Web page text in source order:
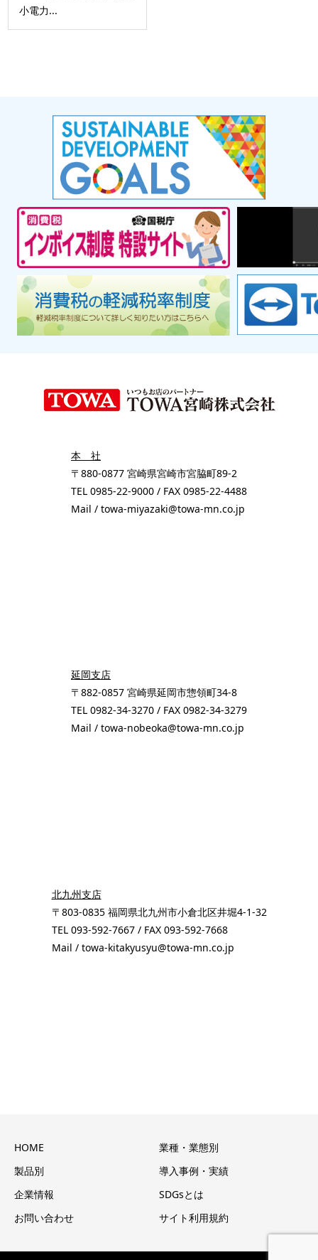
小電力...
本 社
〒880-0877 宮崎県宮崎市宮脇町89-2
TEL 0985-22-9000 / FAX 0985-22-4488
Mail / towa-miyazaki@towa-mn.co.jp
延岡支店
〒882-0857 宮崎県延岡市惣領町34-8
TEL 0982-34-3270 / FAX 0982-34-3279
Mail / towa-nobeoka@towa-mn.co.jp
北九州支店
〒803-0835 福岡県北九州市小倉北区井堀4-1-32
TEL 093-592-7667 / FAX 093-592-7668
Mail / towa-kitakyusyu@towa-mn.co.jp
HOME
業種・業態別
製品別
導入事例・実績
企業情報
SDGsとは
お問い合わせ
サイト利用規約